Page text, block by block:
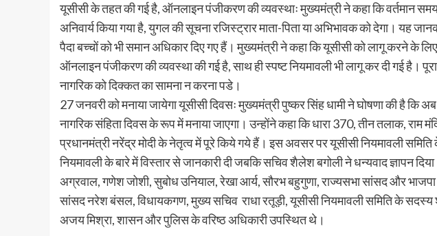
यूसीसी के तहत की गई है, ऑनलाइन पंजीकरण की व्यवस्थाः मुख्यमंत्री ने कहा कि वर्तमान
अनिवार्य किया गया है, युगल की सूचना रजिस्ट्रार माता-पिता या अभिभावक को देगा। यह
पैदा बच्चों को भी समान अधिकार दिए गए हैं। मुख्यमंत्री ने कहा कि यूसीसी को लागू करने के
ऑनलाइन पंजीकरण की व्यवस्था की गई है, साथ ही स्पष्ट नियमावली भी लागू कर दी गई है।
नागरिक को दिक्कत का सामना न करना पडे।
27 जनवरी को मनाया जायेगा यूसीसी दिवसः मुख्यमंत्री पुष्कर सिंह धामी ने घोषणा की है कि
नागरिक संहिता दिवस के रूप में मनाया जाएगा। उन्होंने कहा कि धारा 370, तीन तलाक,
प्रधानमंत्री नरेंद्र मोदी के नेतृत्व में पूरे किये गये हैं। इस अवसर पर यूसीसी नियमावली
नियमावली के बारे में विस्तार से जानकारी दी जबकि सचिव शैलेश बगोली ने धन्यवाद ज्ञापन
अग्रवाल, गणेश जोशी, सुबोध उनियाल, रेखा आर्य, सौरभ बहुगुणा, राज्यसभा सांसद और
सांसद नरेश बंसल, विधायकगण, मुख्य सचिव राधा रतूड़ी, यूसीसी नियमावली समिति के
अजय मिश्रा, शासन और पुलिस के वरिष्ठ अधिकारी उपस्थित थे।